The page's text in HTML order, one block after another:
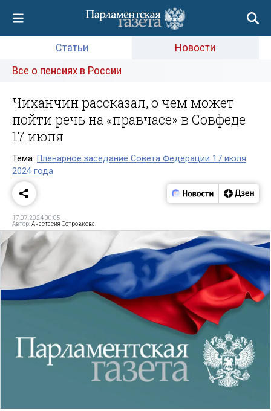
Статьи
Новости
Все о пенсиях в России
Чиханчин рассказал, о чем может
пойти речь на «правчасе» в Совфеде
17 июля
Тема: Пленарное заседание Совета Федерации 17 июля
2024 года
17.07.2024 00:05
Автор:Анастасия Островкова